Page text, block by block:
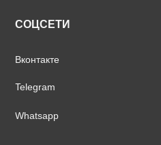
Whatsapp
Telegram
Вконтакте
СОЦСЕТИ